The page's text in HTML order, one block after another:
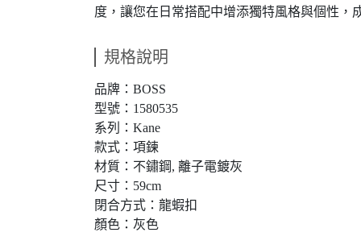
度，讓您在日常搭配中增添獨特風格與個性，
規格說明
品牌：BOSS
型號：1580535
系列：Kane
款式：項鍊
材質：不鏽鋼, 離子電鍍灰
尺寸：59cm
閉合方式：龍蝦扣
顏色：灰色